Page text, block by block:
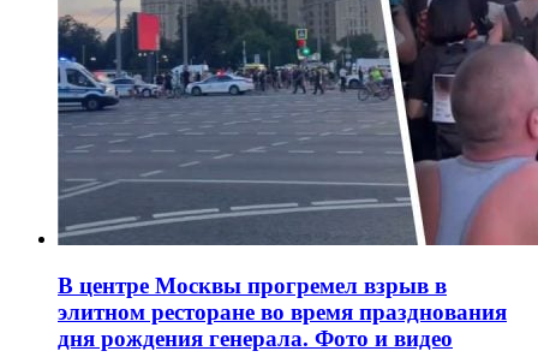
В центре Москвы прогремел взрыв в
элитном ресторане во время празднования
дня рождения генерала. Фото и видео